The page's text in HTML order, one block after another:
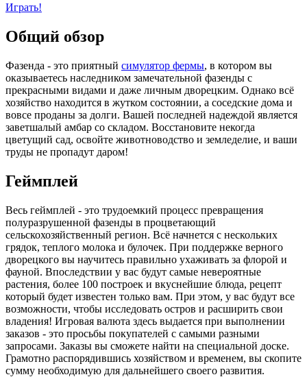
Играть!
Общий обзор
Фазенда - это приятный симулятор фермы, в котором вы
оказываетесь наследником замечательной фазенды с
прекрасными видами и даже личным дворецким. Однако всё
хозяйство находится в жутком состоянии, а соседские дома и
вовсе проданы за долги. Вашей последней надеждой является
заветшалый амбар со складом. Восстановите некогда
цветущий сад, освойте животноводство и земледелие, и ваши
труды не пропадут даром!
Геймплей
Весь геймплей - это трудоемкий процесс превращения
полуразрушенной фазенды в процветающий
сельскохозяйственный регион. Всё начнется с нескольких
грядок, теплого молока и булочек. При поддержке верного
дворецкого вы научитесь правильно ухаживать за флорой и
фауной. Впоследствии у вас будут самые невероятные
растения, более 100 построек и вкуснейшие блюда, рецепт
который будет известен только вам. При этом, у вас будут все
возможности, чтобы исследовать остров и расширить свои
владения! Игровая валюта здесь выдается при выполнении
заказов - это просьбы покупателей с самыми разными
запросами. Заказы вы сможете найти на специальной доске.
Грамотно распорядившись хозяйством и временем, вы скопите
сумму необходимую для дальнейшего своего развития.